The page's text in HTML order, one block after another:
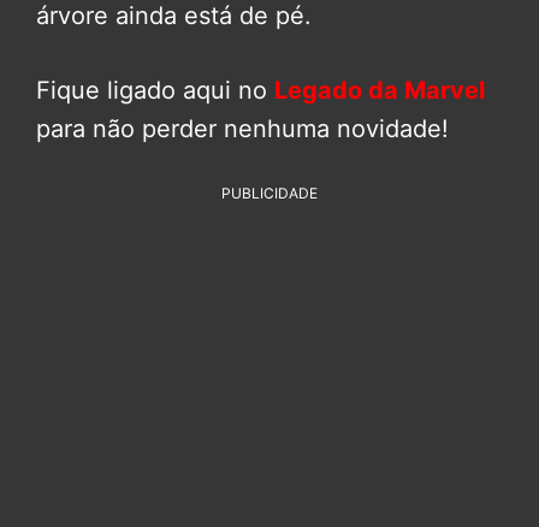
árvore ainda está de pé.
Fique ligado aqui no Legado da Marvel
para não perder nenhuma novidade!
PUBLICIDADE